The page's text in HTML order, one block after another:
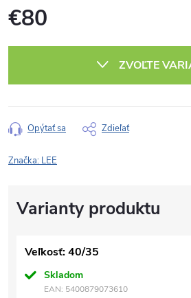
€80
ZVOĽTE
Opýtať sa Zdieľať
Značka: LEE
Veľkosť: 40/35
Skladom
EAN: 5400879073610